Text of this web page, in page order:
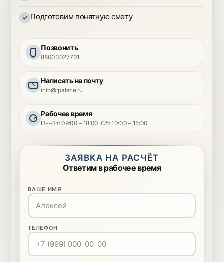
Подготовим понятную смету
Позвонить
88003027701
Написать на почту
info@rpalace.ru
Рабочее время
Пн–Пт: 09:00 – 18:00, Сб: 10:00 – 15:00
ЗАЯВКА НА РАСЧЁТ
Ответим в рабочее время
ВАШЕ ИМЯ
ТЕЛЕФОН